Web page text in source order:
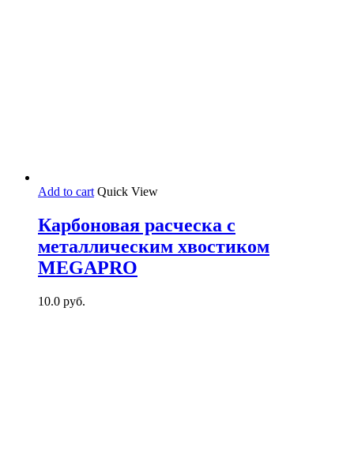
Add to cart Quick View
Карбоновая расческа с
металлическим хвостиком
MEGAPRO
10.0 руб.